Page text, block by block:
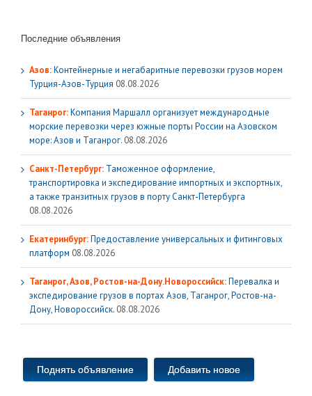
Последние объявления
Азов:Контейнерные и негабаритные перевозки грузов морем
Турция-Азов-Турция 08.08.2026
Таганрог:Компания Маршалл организует международные
морские перевозки через южные порты России на Азовском
море: Азов и Таганрог. 08.08.2026
Санкт-Петербург: Таможенное оформление,
транспортировка и экспедирование импортных и экспортных,
а также транзитных грузов в порту Санкт-Петербурга
08.08.2026
Екатеринбург:Предоставление универсальных и фитинговых
платформ 08.08.2026
Таганрог, Азов, Ростов-на-Дону.Новороссийск:Перевалка и
экспедирование грузов в портах Азов, Таганрог, Ростов-на-
Дону, Новороссийск. 08.08.2026
Поднять объявление Добавить новое